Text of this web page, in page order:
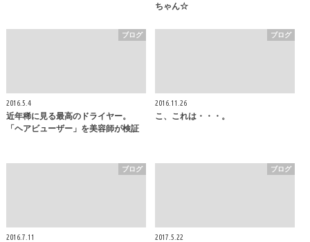
ちゃん☆
ブログ
2016.5.4
近年稀に見る最高のドライヤー。
「ヘアビューザー」を美容師が検証
ブログ
2016.11.26
こ、これは・・・。
ブログ
2016.7.11
ブログ
2017.5.22